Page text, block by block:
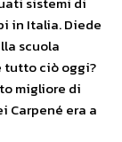
in Italia. Diede
scuola
tutto ciò oggi?
migliore di
Carpené era a